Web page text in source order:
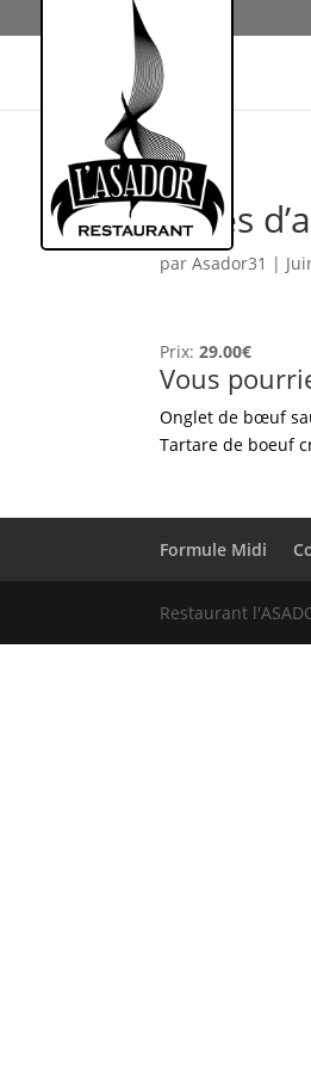
Côtes
parAsador31 |
Prix:29.00€
Vous
Onglet de bœuf
Tartare de boeuf
Formule Midi
Restaurant